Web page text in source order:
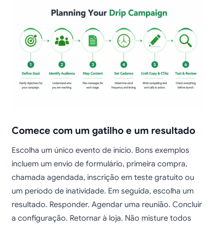
Comece com um gatilho e um resultado
Escolha um único evento de início. Bons exemplos
incluem um envio de formulário, primeira compra,
chamada agendada, inscrição em teste gratuito ou
um período de inatividade. Em seguida, escolha um
resultado. Responder. Agendar uma reunião. Concluir
a configuração. Retornar à loja. Não misture todos